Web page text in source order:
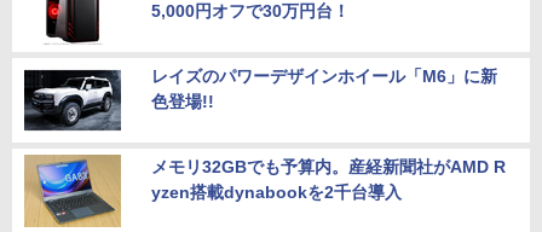
5,000円オフで30万円台！
レイズのパワーデザインホイール「M6」に新
色登場!!
メモリ32GBでも予算内。産経新聞社がAMD R
yzen搭載dynabookを2千台導入